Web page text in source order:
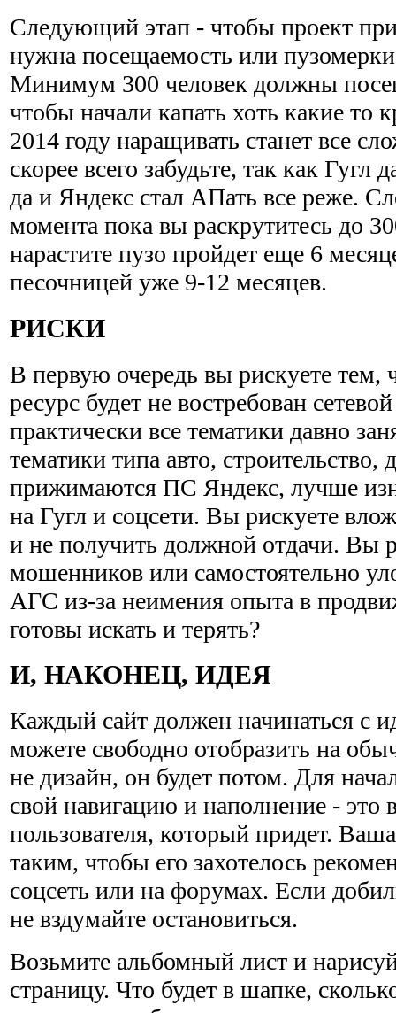
Следующий этап - чтобы проект
нужна посещаемость или
Минимум 300 человек должны
чтобы начали капать хоть какие то
2014 году наращивать станет все
скорее всего забудьте, так как Гугл
да и Яндекс стал АПать все реже.
момента пока вы раскрутитесь до
нарастите пузо пройдет еще 6
песочницей уже 9-12 месяцев.
РИСКИ
В первую очередь вы рискуете
ресурс будет не востребован
практически все тематики давно
тематики типа авто, строительство,
прижимаются ПС Яндекс, лучше
на Гугл и соцсети. Вы рискуете
и не получить должной отдачи. Вы
мошенников или самостоятельно
АГС из-за неимения опыта в
готовы искать и терять?
И, НАКОНЕЦ, ИДЕЯ
Каждый сайт должен начинаться с
можете свободно отобразить на
не дизайн, он будет потом. Для
свой навигацию и наполнение -
пользователя, который придет. Ваша
таким, чтобы его захотелось
соцсеть или на форумах. Если
не вздумайте остановиться.
Возьмите альбомный лист и
страницу. Что будет в шапке,